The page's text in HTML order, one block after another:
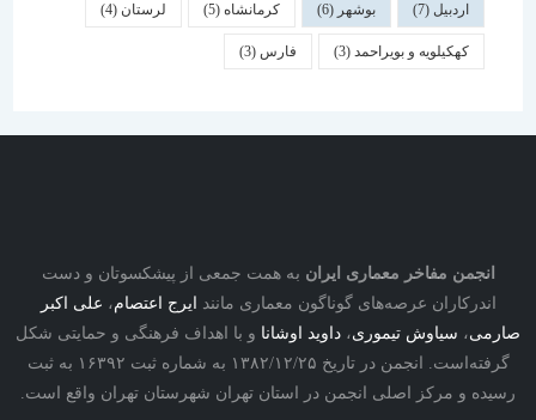
بوشهر کرمانشاه(5) لرستان (4)
کهکیلویه و بویراحمد(3) فارس
مفاخر معماری ایرانبه همت جمعی از پیشکسوتان و دست
عرصه‌های گوناگون معماری مانندایرج اعتصام،علی اکبر
،سیاوش تیموری،داوید اوشاناو با اهداف فرهنگی و حمایتی شکل
گرفته‌است. انجمن در تاریخ ۱۳۸۲/۱۲/۲۵ به شماره ثبت ۱۶۳۹۲ به ثبت
و مرکز اصلی انجمن در استان تهران شهرستان تهران واقع است.